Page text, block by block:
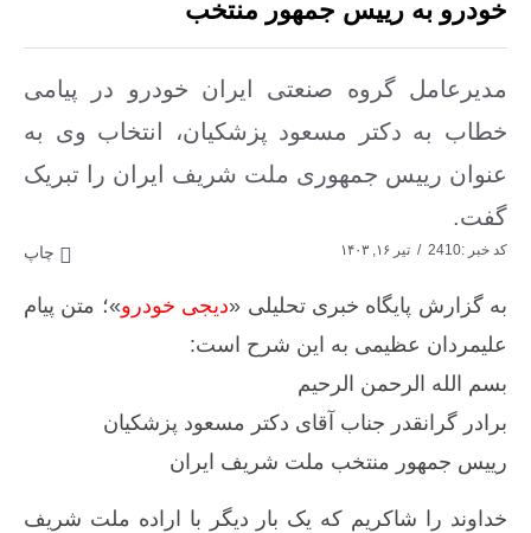
خودرو به رییس جمهور منتخب
مدیرعامل گروه صنعتی ایران خودرو در پیامی
خطاب به دکتر مسعود پزشکیان، انتخاب وی به
عنوان رییس جمهوری ملت شریف ایران را تبریک
گفت.
کد خبر :2410 تیر ۱۶, ۱۴۰۳ چاپ
به گزارش پایگاه خبری تحلیلی «دیجی خودرو»؛ متن پیام
علیمردان عظیمی به این شرح است:
بسم الله الرحمن الرحیم
برادر گرانقدر جناب آقای دکتر مسعود پزشکیان
رییس جمهور منتخب ملت شریف ایران
خداوند را شاکریم که یک بار دیگر با اراده ملت شریف